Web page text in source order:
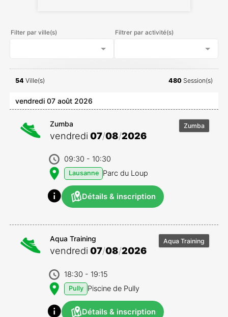
Filter par ville(s) Filtrer par activité(s)
54 Ville(s) 480Session(s)
vendredi 07 août 2026
Zumba
vendredi 07/08/2026
Zumba
09:30 - 10:30
Lausanne Parc du Loup
Détails & inscription
Aqua Training
vendredi 07/08/2026
Aqua Training
18:30 - 19:15
Pully Piscine de Pully
Détails & inscription